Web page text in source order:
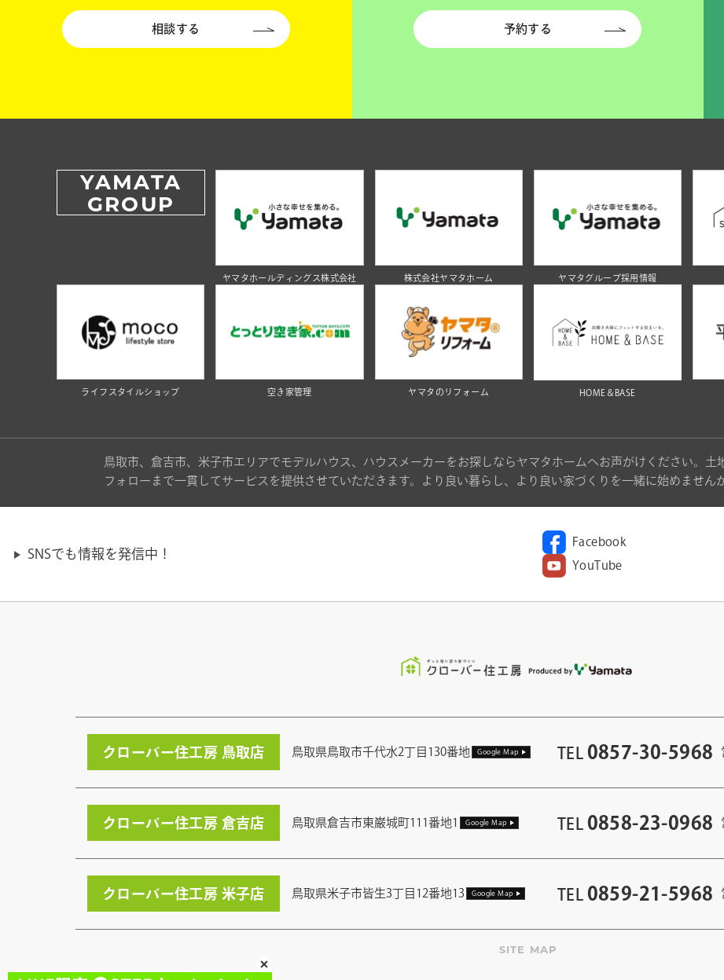
相談する 予約する
YAMATA
GROUP
ヤマタホールディングス株式会社 株式会社ヤマタホーム ヤマタグループ採用情報
ライフスタイルショップ 空き家管理 ヤマタのリフォーム HOME＆BASE
鳥取市、倉吉市、米子市エリアでモデルハウス、ハウスメーカーをお探しならヤマタホームへお声がけください。
フォローまで一貫してサービスを提供させていただきます。より良い暮らし、より良い家づくりを一緒に始めません
SNSでも情報を発信中！
Facebook
YouTube
クローバー住工房 鳥取店 鳥取県鳥取市千代水2丁目130番地 Google Map TEL 0857-30-5968
クローバー住工房 倉吉店 鳥取県倉吉市東巌城町111番地1 Google Map TEL 0858-23-0968
クローバー住工房 米子店 鳥取県米子市皆生3丁目12番地13 Google Map TEL 0859-21-5968
SITE MAP